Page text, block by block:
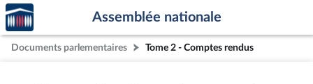
Aller au contenu
Aller en bas de la page
Accèder
à la
page
d'accueil
Assemblée nationale
Documents parlementaires Tome 2 - Comptes rendus